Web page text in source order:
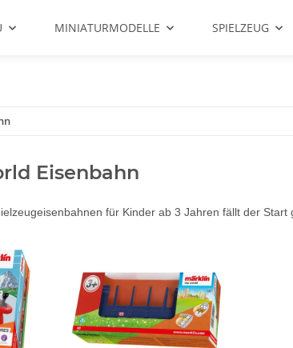
MINIATURMODELLE SPIELZEUG
Eisenbahn
für Kinder ab 3 Jahren fällt der Start